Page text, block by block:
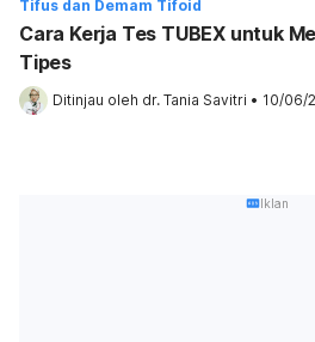
Tifus dan Demam Tifoid
Cara Kerja Tes TUBEX untuk
Tipes
Ditinjau oleh dr. Tania Savitri • 10/06/
Iklan